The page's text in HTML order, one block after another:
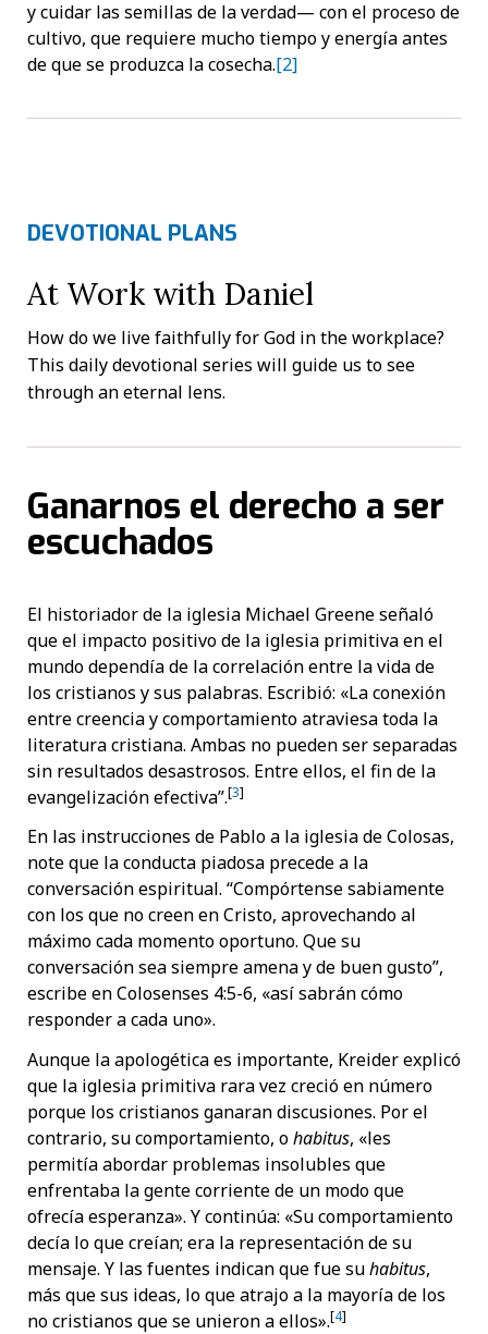
y cuidar las semillas de la verdad— con el proceso de
cultivo, que requiere mucho tiempo y energía antes
de que se produzca la cosecha.[2]
DEVOTIONAL PLANS
At Work with Daniel
How do we live faithfully for God in the workplace?
This daily devotional series will guide us to see
through an eternal lens.
Ganarnos el derecho a ser
escuchados
El historiador de la iglesia Michael Greene señaló
que el impacto positivo de la iglesia primitiva en el
mundo dependía de la correlación entre la vida de
los cristianos y sus palabras. Escribió: «La conexión
entre creencia y comportamiento atraviesa toda la
literatura cristiana. Ambas no pueden ser separadas
sin resultados desastrosos. Entre ellos, el fin de la
evangelización efectiva”.[3]
En las instrucciones de Pablo a la iglesia de Colosas,
note que la conducta piadosa precede a la
conversación espiritual. “Compórtense sabiamente
con los que no creen en Cristo, aprovechando al
máximo cada momento oportuno. Que su
conversación sea siempre amena y de buen gusto”,
escribe en Colosenses 4:5-6, «así sabrán cómo
responder a cada uno».
Aunque la apologética es importante, Kreider explicó
que la iglesia primitiva rara vez creció en número
porque los cristianos ganaran discusiones. Por el
contrario, su comportamiento, ohabitus, «les
permitía abordar problemas insolubles que
enfrentaba la gente corriente de un modo que
ofrecía esperanza». Y continúa: «Su comportamiento
decía lo que creían; era la representación de su
mensaje. Y las fuentes indican que fue suhabitus,
más que sus ideas, lo que atrajo a la mayoría de los
no cristianos que se unieron a ellos».[4]